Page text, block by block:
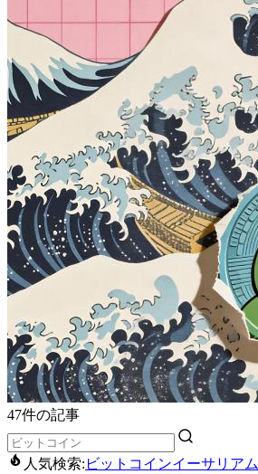
47件の記事
人気検索: ビットコインイーサリアム